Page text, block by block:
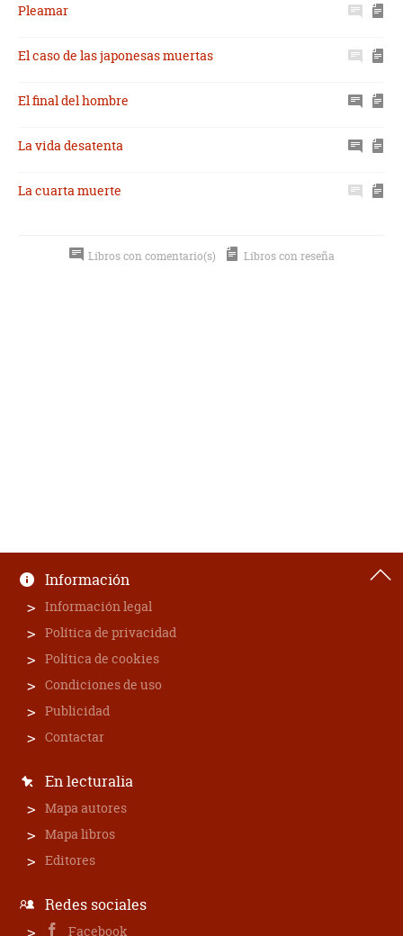
Pleamar
El caso de las japonesas muertas
El final del hombre
La vida desatenta
La cuarta muerte
Libros con comentario(s) Libros con reseña
Información
Información legal
Política de privacidad
Política de cookies
Condiciones de uso
Publicidad
Contactar
En lecturalia
Mapa autores
Mapa libros
Editores
Redes sociales
Facebook